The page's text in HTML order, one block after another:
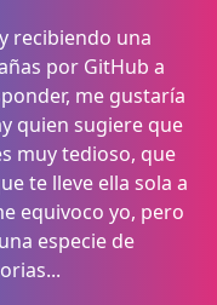
recibiendo una
por GitHub a
me gustaría
quien sugiere que
muy tedioso, que
te lleve ella sola a
equivoco yo, pero
especie de